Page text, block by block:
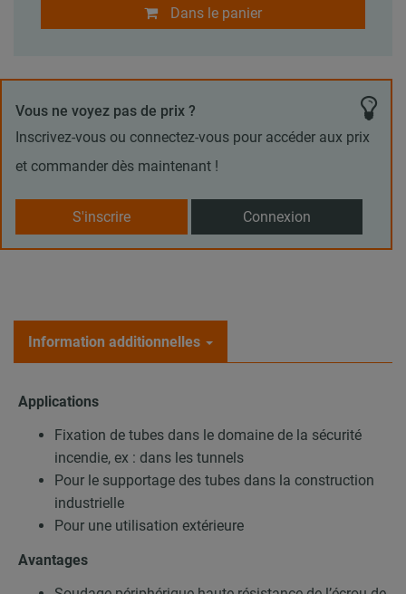
Dans le panier
Vous ne voyez pas de prix ?
Inscrivez-vous ou connectez-vous pour accéder aux prix
et commander dès maintenant !
S'inscrire Connexion
Information additionnelles
Applications
Fixation de tubes dans le domaine de la sécurité
incendie, ex : dans les tunnels
Pour le supportage des tubes dans la construction
industrielle
Pour une utilisation extérieure
Avantages